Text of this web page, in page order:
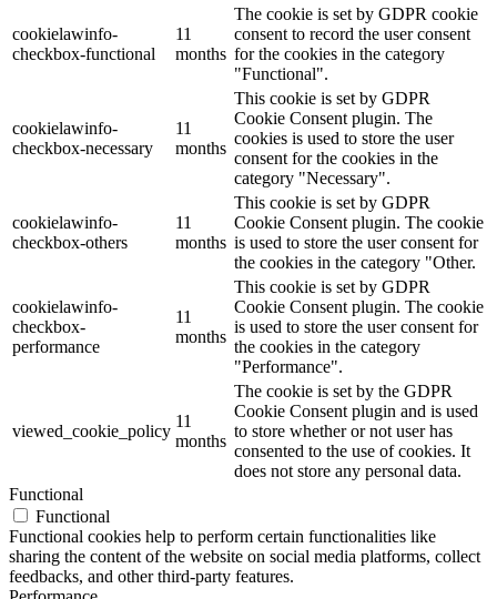
cookielawinfo-
checkbox-functional
11
months
The cookie is set by GDPR cookie
consent to record the user consent
for the cookies in the category
"Functional".
cookielawinfo-
checkbox-necessary
11
months
This cookie is set by GDPR
Cookie Consent plugin. The
cookies is used to store the user
consent for the cookies in the
category "Necessary".
cookielawinfo-
checkbox-others
11
months
This cookie is set by GDPR
Cookie Consent plugin. The cookie
is used to store the user consent for
the cookies in the category "Other.
cookielawinfo-
checkbox-
performance
11
months
This cookie is set by GDPR
Cookie Consent plugin. The cookie
is used to store the user consent for
the cookies in the category
"Performance".
viewed_cookie_policy
11
months
The cookie is set by the GDPR
Cookie Consent plugin and is used
to store whether or not user has
consented to the use of cookies. It
does not store any personal data.
Functional
Functional
Functional cookies help to perform certain functionalities like
sharing the content of the website on social media platforms, collect
feedbacks, and other third-party features.